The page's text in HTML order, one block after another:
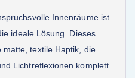
Innenräume ist
ideale Lösung. Dieses
matte, textile Haptik, die
Lichtreflexionen komplett